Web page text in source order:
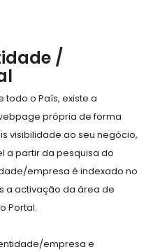
/
o País, existe a
própria de forma
visibilidade ao seu negócio,
a partir da pesquisa do
empresa é indexado no
a activação da área de
Portal.
empresa e